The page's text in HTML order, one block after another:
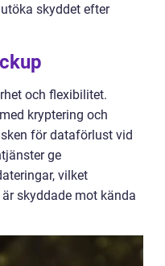
skyddet efter
och flexibilitet.
kryptering och
för dataförlust vid
ge
vilket
skyddade mot kända